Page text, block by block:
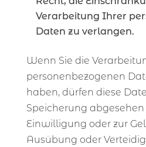
Verarbeitung Ihrer
Daten zu verlangen.
Wenn Sie die
personenbezogenen
haben, dürfen diese
Speicherung
Einwilligung oder zur
Ausübung oder